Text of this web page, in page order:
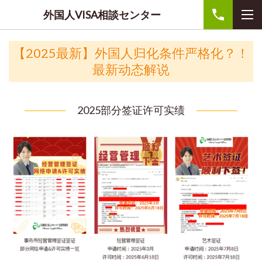
外国人VISA相談センター
【2025最新】外国人归化条件严格化？！
最新动态解说
2025部分签证许可实绩